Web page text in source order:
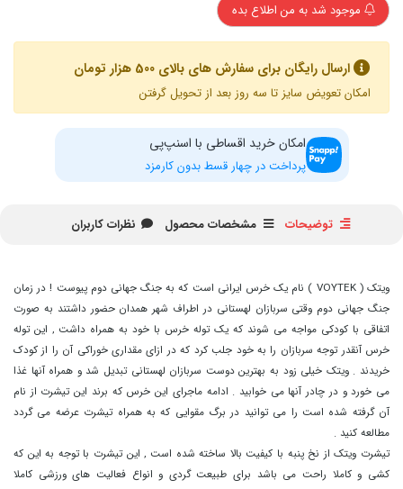
موجود شد به من اطلاع بده
ارسال رایگان برای سفارش های بالای 500 هزار تومان
امکان تعویض سایز تا سه روز بعد از تحویل گرفتن
امکان خرید اقساطی با اسنپ‌پی
پرداخت در چهار قسط بدون کارمزد
توضیحات مشخصات محصول نظرات کاربران
ویتک ( VOYTEK ) نام یک خرس ایرانی است که به جنگ جهانی دوم پیوست ! در زمان
جنگ جهانی دوم وقتی سربازان لهستانی در اطراف شهر همدان حضور داشتند به صورت
اتفاقی با کودکی مواجه می شوند که یک توله خرس با خود به همراه داشت , این توله
خرس آنقدر توجه سربازان را به خود جلب کرد که در ازای مقداری خوراکی آن را از کودک
خریدند . ویتک خیلی زود به بهترین دوست سربازان لهستانی تبدیل شد و همراه آنها غذا
می خورد و در چادر آنها می خوابید . ادامه ماجرای این خرس که برند این تیشرت از نام
آن گرفته شده است را می توانید در برگ مقوایی که به همراه تیشرت عرضه می گردد
مطالعه کنید .
تیشرت ویتک از نخ پنبه با کیفیت بالا ساخته شده است , این تیشرت با توجه به این که
کشی و کاملا راحت می باشد برای طبیعت گردی و انواع فعالیت های ورزشی کاملا